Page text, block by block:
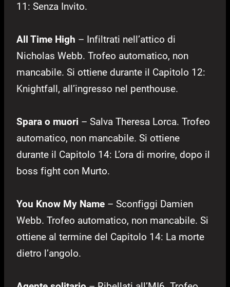
11: Senza Invito.
All Time High – Infiltrati nell’attico di
Nicholas Webb. Trofeo automatico, non
mancabile. Si ottiene durante il Capitolo 12:
Knightfall, all’ingresso nel penthouse.
Spara o muori – Salva Theresa Lorca. Trofeo
automatico, non mancabile. Si ottiene
durante il Capitolo 14: L’ora di morire, dopo il
boss fight con Murto.
You Know My Name – Sconfiggi Damien
Webb. Trofeo automatico, non mancabile. Si
ottiene al termine del Capitolo 14: La morte
dietro l’angolo.